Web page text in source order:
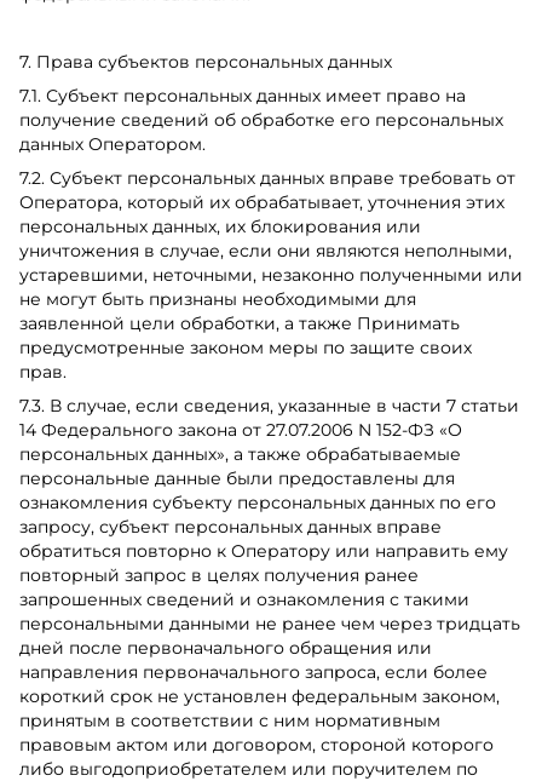
7. Права субъектов персональных данных
7.1. Субъект персональных данных имеет право на
получение сведений об обработке его персональных
данных Оператором.
7.2. Субъект персональных данных вправе требовать от
Оператора, который их обрабатывает, уточнения этих
персональных данных, их блокирования или
уничтожения в случае, если они являются неполными,
устаревшими, неточными, незаконно полученными или
не могут быть признаны необходимыми для
заявленной цели обработки, а также Принимать
предусмотренные законом меры по защите своих
прав.
7.3. В случае, если сведения, указанные в части 7 статьи
14 Федерального закона от 27.07.2006 N 152-ФЗ «О
персональных данных», а также обрабатываемые
персональные данные были предоставлены для
ознакомления субъекту персональных данных по его
запросу, субъект персональных данных вправе
обратиться повторно к Оператору или направить ему
повторный запрос в целях получения ранее
запрошенных сведений и ознакомления с такими
персональными данными не ранее чем через тридцать
дней после первоначального обращения или
направления первоначального запроса, если более
короткий срок не установлен федеральным законом,
принятым в соответствии с ним нормативным
правовым актом или договором, стороной которого
либо выгодоприобретателем или поручителем по